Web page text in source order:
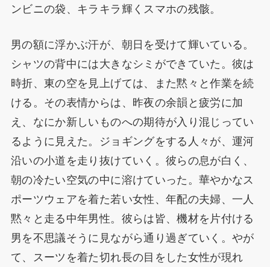
ンビニの袋、キラキラ輝くスマホの残骸。
男の額に浮かぶ汗が、朝日を受けて輝いている。
シャツの背中には大きなシミができていた。彼は
時折、東の空を見上げては、また黙々と作業を続
ける。その表情からは、昨夜の余韻と疲労に加
え、なにか新しいものへの期待が入り混じってい
るように見えた。ジョギングをする人々が、運河
沿いの小道を走り抜けていく。彼らの息が白く、
朝の冷たい空気の中に溶けていった。華やかなス
ポーツウェアを着た若い女性、年配の夫婦、一人
黙々と走る中年男性。彼らは皆、機材を片付ける
男を不思議そうに見ながら通り過ぎていく。やが
て、スーツを着た切れ長の目をした女性が現れ